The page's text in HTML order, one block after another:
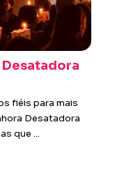
Desatadora
fiéis para mais
Desatadora
que ...